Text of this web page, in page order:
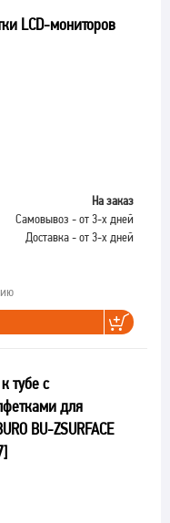
LCD-мониторов
На заказ
Самовывоз - от 3-х дней
Доставка - от 3-х дней
тубе с
для
BU-ZSURFACE